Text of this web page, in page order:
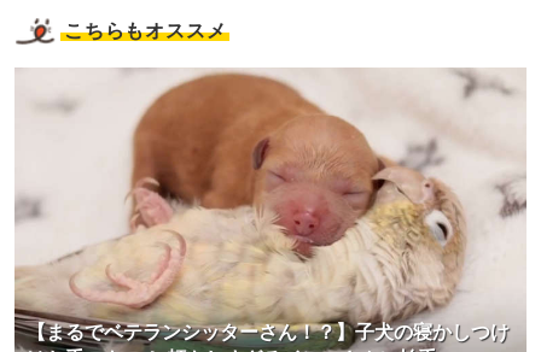
こちらもオススメ
【まるでベテランシッターさん！？】子犬の寝かしつけ